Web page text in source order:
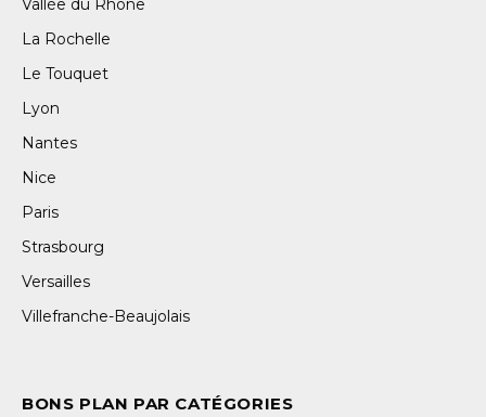
Vallée du Rhône
La Rochelle
Le Touquet
Lyon
Nantes
Nice
Paris
Strasbourg
Versailles
Villefranche-Beaujolais
BONS PLAN PAR CATÉGORIES